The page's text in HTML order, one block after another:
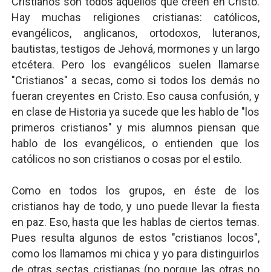
Hay muchas religiones cristianas: católicos,
evangélicos, anglicanos, ortodoxos, luteranos,
bautistas, testigos de Jehová, mormones y un largo
etcétera. Pero los evangélicos suelen llamarse
"Cristianos" a secas, como si todos los demás no
fueran creyentes en Cristo. Eso causa confusión, y
en clase de Historia ya sucede que les hablo de "los
primeros cristianos" y mis alumnos piensan que
hablo de los evangélicos, o entienden que los
católicos no son cristianos o cosas por el estilo.
Como en todos los grupos, en éste de los
cristianos hay de todo, y uno puede llevar la fiesta
en paz. Eso, hasta que les hablas de ciertos temas.
Pues resulta algunos de estos "cristianos locos",
como los llamamos mi chica y yo para distinguirlos
de otras sectas cristianas (no porque las otras no